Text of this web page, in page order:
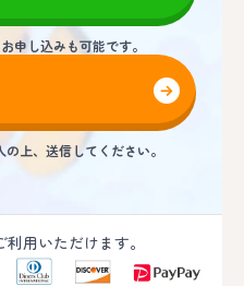
申し込みも可能です。
上、送信してください。
用いただけます。